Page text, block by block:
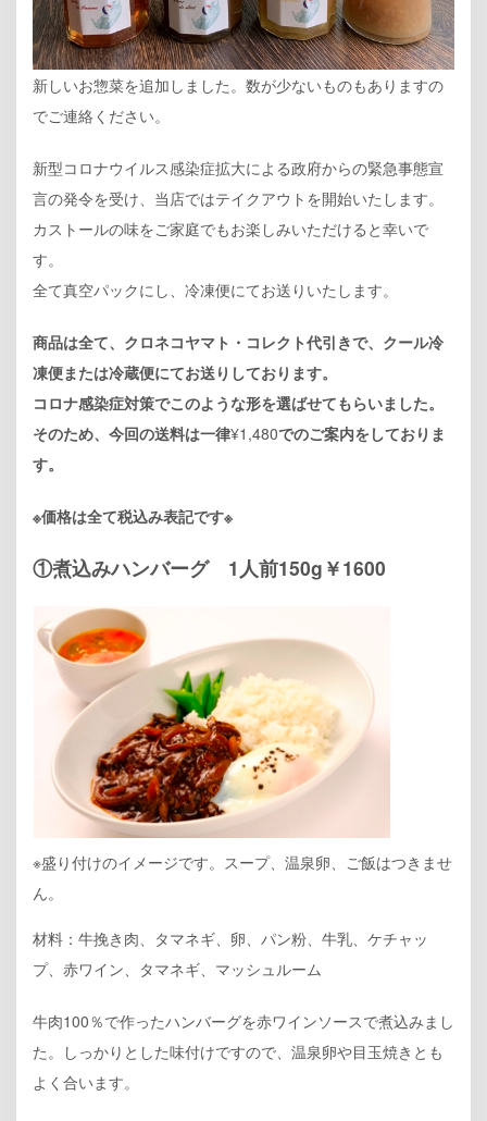
新しいお惣菜を追加しました。数が少ないものもありますの
でご連絡ください。
新型コロナウイルス感染症拡大による政府からの緊急事態宣
言の発令を受け、当店ではテイクアウトを開始いたします。
カストールの味をご家庭でもお楽しみいただけると幸いで
す。
全て真空パックにし、冷凍便にてお送りいたします。
商品は全て、クロネコヤマト・コレクト代引きで、クール冷
凍便または冷蔵便にてお送りしております。
コロナ感染症対策でこのような形を選ばせてもらいました。
そのため、今回の送料は一律¥1,480でのご案内をしておりま
す。
※価格は全て税込み表記です※
①煮込みハンバーグ 1人前150g￥1600
※盛り付けのイメージです。スープ、温泉卵、ご飯はつきませ
ん。
材料：牛挽き肉、タマネギ、卵、パン粉、牛乳、ケチャッ
プ、赤ワイン、タマネギ、マッシュルーム
牛肉100％で作ったハンバーグを赤ワインソースで煮込みまし
た。しっかりとした味付けですので、温泉卵や目玉焼きとも
よく合います。